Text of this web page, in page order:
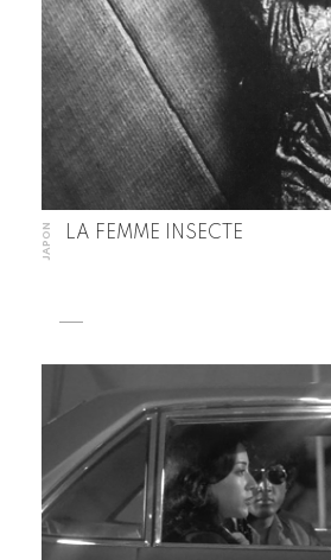
JAPON LA FEMME INSECTE